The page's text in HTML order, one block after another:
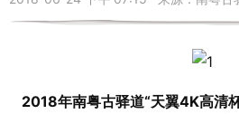
2018年南粤古驿道“天翼4K高清